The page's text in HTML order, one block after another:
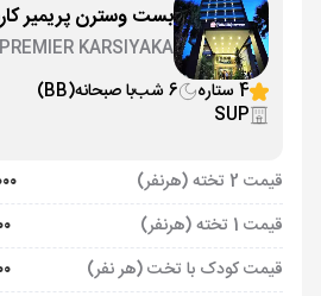
بست وسترن پریمیر
KARSIYAKA
4 ستاره
6 شب با صبحانه(BB)
SUP
قیمت 2 تخته (هرنفر)
قیمت 1 تخته (هرنفر)
قیمت کودک با تخت (هر نفر)